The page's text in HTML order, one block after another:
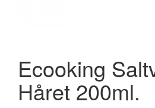
Ecooking
Håret 200ml.